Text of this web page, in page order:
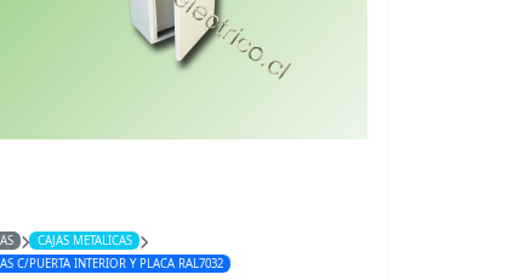
CAJAS METALICAS
C/PUERTA INTERIOR Y PLACA RAL7032